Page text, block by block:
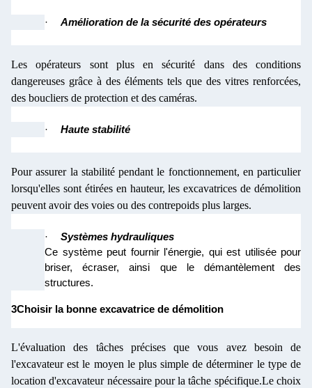
· Amélioration de la sécurité des opérateurs
Les opérateurs sont plus en sécurité dans des conditions
dangereuses grâce à des éléments tels que des vitres renforcées,
des boucliers de protection et des caméras.
· Haute stabilité
Pour assurer la stabilité pendant le fonctionnement, en particulier
lorsqu'elles sont étirées en hauteur, les excavatrices de démolition
peuvent avoir des voies ou des contrepoids plus larges.
·
Systèmes hydrauliques
Ce système peut fournir l'énergie, qui est utilisée pour
briser, écraser, ainsi que le démantèlement des
structures.
3Choisir la bonne excavatrice de démolition
L'évaluation des tâches précises que vous avez besoin de
l'excavateur est le moyen le plus simple de déterminer le type de
location d'excavateur nécessaire pour la tâche spécifique.Le choix